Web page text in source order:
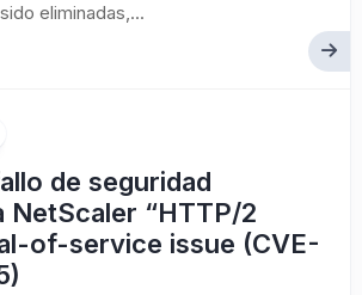
eliminadas,...
de seguridad
NetScaler “HTTP/2
of-service issue (CVE-